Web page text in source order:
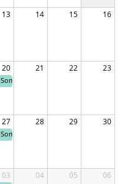
13 14 15 16
20 21 22 23
27 28 29 30
03 04 05 06
Sommertraining, Allgemeines Training
Sommertraining, Allgemeines Training